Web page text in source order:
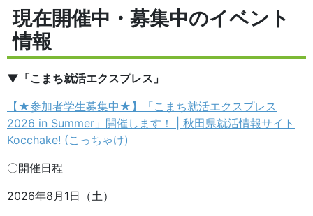
現在開催中・募集中のイベント
情報
▼「こまち就活エクスプレス」
【★参加者学生募集中★】「こまち就活エクスプレス
2026 in Summer」開催します！ | 秋田県就活情報サイト
Kocchake! (こっちゃけ)
〇開催日程
2026年8月1日（土）